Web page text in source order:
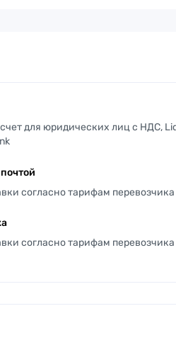
для юридических лиц с НДС,
согласно тарифам
согласно тарифам